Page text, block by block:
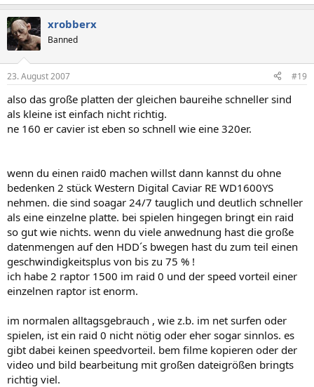
xrobberx
Banned
23. August 2007 #19
also das große platten der gleichen baureihe schneller sind
als kleine ist einfach nicht richtig.
ne 160 er cavier ist eben so schnell wie eine 320er.
wenn du einen raid0 machen willst dann kannst du ohne
bedenken 2 stück Western Digital Caviar RE WD1600YS
nehmen. die sind soagar 24/7 tauglich und deutlich schneller
als eine einzelne platte. bei spielen hingegen bringt ein raid
so gut wie nichts. wenn du viele anwednung hast die große
datenmengen auf den HDD´s bwegen hast du zum teil einen
geschwindigkeitsplus von bis zu 75 % !
ich habe 2 raptor 1500 im raid 0 und der speed vorteil einer
einzelnen raptor ist enorm.
im normalen alltagsgebrauch , wie z.b. im net surfen oder
spielen, ist ein raid 0 nicht nötig oder eher sogar sinnlos. es
gibt dabei keinen speedvorteil. bem filme kopieren oder der
video und bild bearbeitung mit großen dateigrößen bringts
richtig viel.